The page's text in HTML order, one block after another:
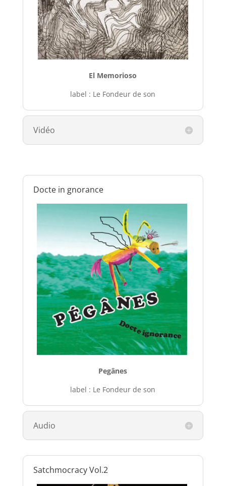
El Memorioso
label : Le Fondeur de son
Vidéo
Docte in gnorance
Pegânes
label : Le Fondeur de son
Audio
Satchmocracy Vol.2